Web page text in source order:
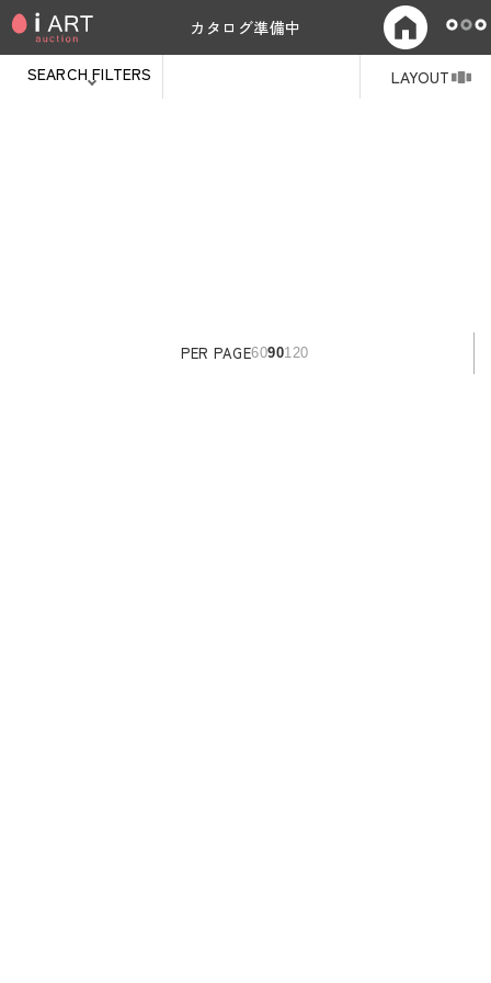
カタログ準備中
SEARCH FILTERS LAYOUT
PER PAGE6090120